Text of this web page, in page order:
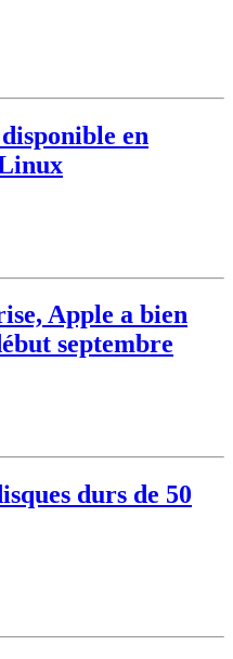
en
Apple a bien
septembre
durs de 50